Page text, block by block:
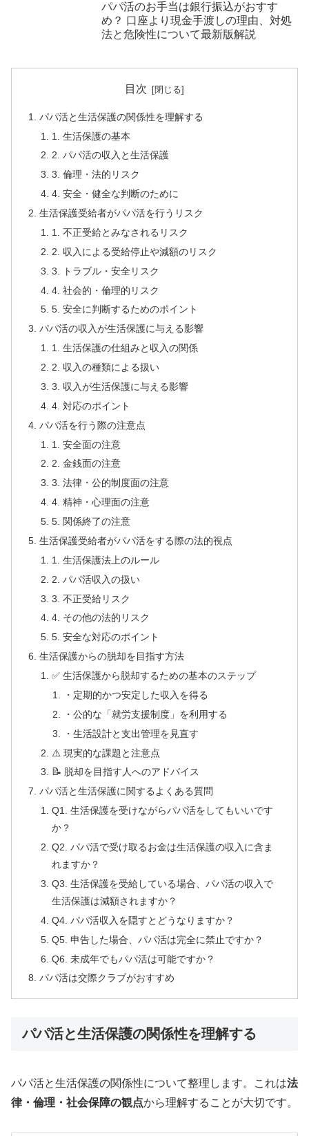
パパ活のお手当は銀行振込がおすす
め？ 口座より現金手渡しの理由、対処
法と危険性について最新版解説
目次
パパ活と生活保護の関係性を理解する
1. 生活保護の基本
2. パパ活の収入と生活保護
3. 倫理・法的リスク
4. 安全・健全な判断のために
生活保護受給者がパパ活を行うリスク
1. 不正受給とみなされるリスク
2. 収入による受給停止や減額のリスク
3. トラブル・安全リスク
4. 社会的・倫理的リスク
5. 安全に判断するためのポイント
パパ活の収入が生活保護に与える影響
1. 生活保護の仕組みと収入の関係
2. 収入の種類による扱い
3. 収入が生活保護に与える影響
4. 対応のポイント
パパ活を行う際の注意点
1. 安全面の注意
2. 金銭面の注意
3. 法律・公的制度面の注意
4. 精神・心理面の注意
5. 関係終了の注意
生活保護受給者がパパ活をする際の法的視点
1. 生活保護法上のルール
2. パパ活収入の扱い
3. 不正受給リスク
4. その他の法的リスク
5. 安全な対応のポイント
生活保護からの脱却を目指す方法
✅ 生活保護から脱却するための基本のステップ
・定期的かつ安定した収入を得る
・公的な「就労支援制度」を利用する
・生活設計と支出管理を見直す
⚠️ 現実的な課題と注意点
📝 脱却を目指す人へのアドバイス
パパ活と生活保護に関するよくある質問
Q1. 生活保護を受けながらパパ活をしてもいいです
か？
Q2. パパ活で受け取るお金は生活保護の収入に含ま
れますか？
Q3. 生活保護を受給している場合、パパ活の収入で
生活保護は減額されますか？
Q4. パパ活収入を隠すとどうなりますか？
Q5. 申告した場合、パパ活は完全に禁止ですか？
Q6. 未成年でもパパ活は可能ですか？
パパ活は交際クラブがおすすめ
パパ活と生活保護の関係性を理解する
パパ活と生活保護の関係性について整理します。これは法
律・倫理・社会保障の観点から理解することが大切です。